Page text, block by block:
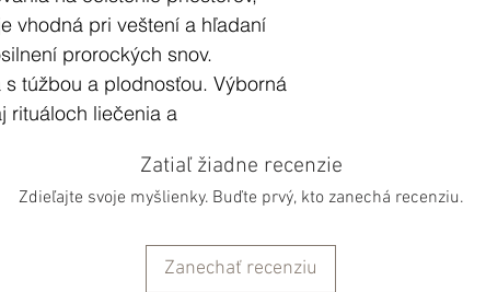
vhodná pri veštení a hľadaní
prorockých snov.
túžbou a plodnosťou. Výborná
rituáloch liečenia a
vyčistiť až 94 percent baktérií
súvisí s pozitívnym naladením
Zatiaľ žiadne recenzie
Zdieľajte svoje myšlienky. Buďte prvý, kto zanechá recenziu.
Zanechať recenziu